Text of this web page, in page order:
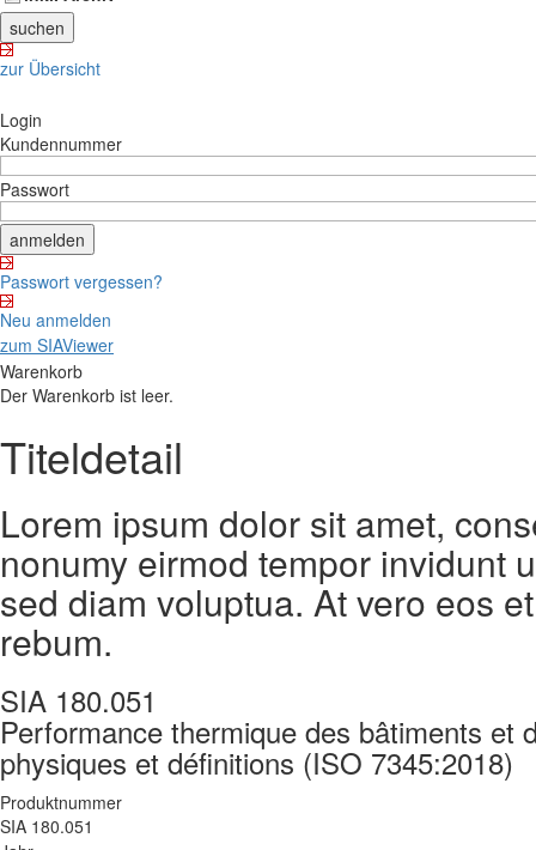
zur Übersicht
Login
Kundennummer
Passwort
Passwort vergessen?
Neu anmelden
zum SIAViewer
Warenkorb
Der Warenkorb ist leer.
Titeldetail
Lorem ipsum dolor sit amet,
nonumy eirmod tempor invidunt
sed diam voluptua. At vero eos
rebum.
SIA 180.051
Performance thermique des bâtiments et
physiques et définitions (ISO 7345:2018)
Produktnummer
SIA 180.051